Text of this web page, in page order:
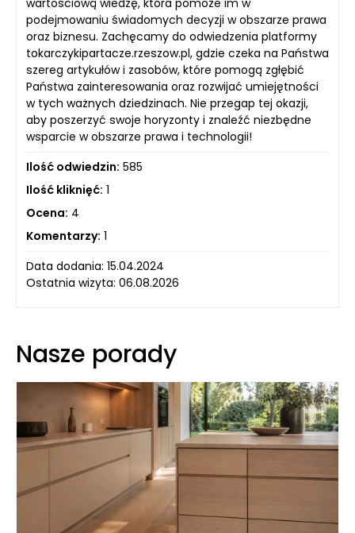
podejmowaniu świadomych decyzji w obszarze prawa
oraz biznesu. Zachęcamy do odwiedzenia platformy
tokarczykipartacze.rzeszow.pl, gdzie czeka na Państwa
szereg artykułów i zasobów, które pomogą zgłębić
Państwa zainteresowania oraz rozwijać umiejętności
w tych ważnych dziedzinach. Nie przegap tej okazji,
aby poszerzyć swoje horyzonty i znaleźć niezbędne
wsparcie w obszarze prawa i technologii!
Ilość odwiedzin: 585
Ilość kliknięć: 1
Ocena: 4
Komentarzy: 1
Data dodania: 15.04.2024
Ostatnia wizyta: 06.08.2026
Nasze porady